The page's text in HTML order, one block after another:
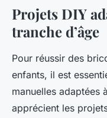
Projets DIY
tranche d’âge
Pour réussir des
enfants, il est
manuelles adaptées
apprécient les